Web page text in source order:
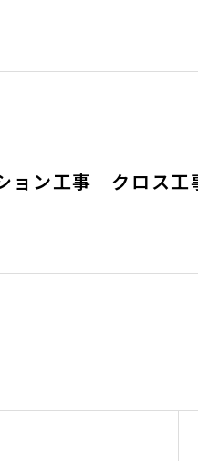
ョン工事 クロス工